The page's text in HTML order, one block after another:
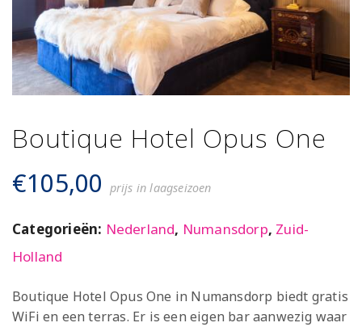
Boutique Hotel Opus One
€105,00 prijs in laagseizoen
Categorieën: Nederland, Numansdorp, Zuid-
Holland
Boutique Hotel Opus One in Numansdorp biedt gratis
WiFi en een terras. Er is een eigen bar aanwezig waar